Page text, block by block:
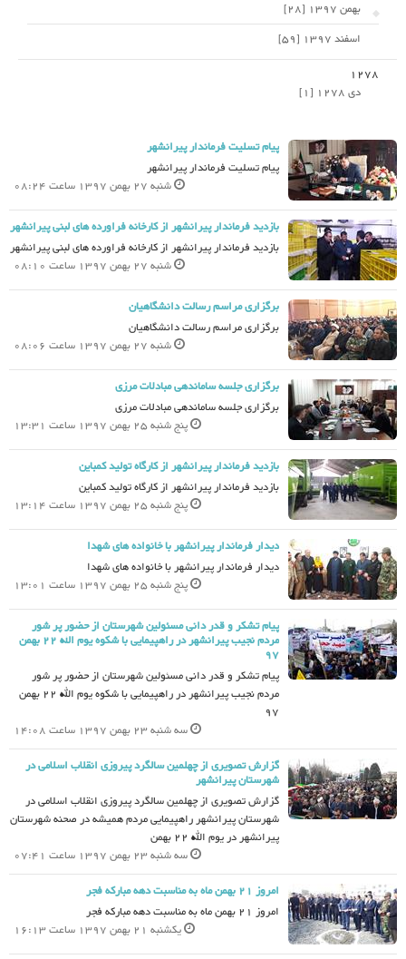
بهمن 1397 [28]
اسفند 1397 [59]
1278
دی 1278 [1]
پیام تسلیت فرماندار پیرانشهر
پیام تسلیت فرماندار پیرانشهر
شنبه 27 بهمن 1397 ساعت 08:24
بازدید فرماندار پیرانشهر از کارخانه فراورده های لبنی پیرانشهر
بازدید فرماندار پیرانشهر از کارخانه فراورده های لبنی پیرانشهر
شنبه 27 بهمن 1397 ساعت 08:10
برگزاری مراسم رسالت دانشگاهیان
برگزاری مراسم رسالت دانشگاهیان
شنبه 27 بهمن 1397 ساعت 08:06
برگزاری جلسه ساماندهی مبادلات مرزی
برگزاری جلسه ساماندهی مبادلات مرزی
پنج شنبه 25 بهمن 1397 ساعت 13:31
بازدید فرماندار پیرانشهر از کارگاه تولید کمباین
بازدید فرماندار پیرانشهر از کارگاه تولید کمباین
پنج شنبه 25 بهمن 1397 ساعت 13:14
دیدار فرماندار پیرانشهر با خانواده های شهدا
دیدار فرماندار پیرانشهر با خانواده های شهدا
پنج شنبه 25 بهمن 1397 ساعت 13:01
پیام تشکر و قدر دانی مسئولین شهرستان از حضور پر شور
مردم نجیب پیرانشهر در راهپیمایی با شکوه یوم الله 22 بهمن
97
پیام تشکر و قدر دانی مسئولین شهرستان از حضور پر شور
مردم نجیب پیرانشهر در راهپیمایی با شکوه یوم الله 22 بهمن
97
سه شنبه 23 بهمن 1397 ساعت 14:08
گزارش تصویری از چهلمین سالگرد پیروزی انقلاب اسلامی در
شهرستان پیرانشهر
گزارش تصویری از چهلمین سالگرد پیروزی انقلاب اسلامی در
شهرستان پیرانشهر راهپیمایی مردم همیشه در صحنه شهرستان
پیرانشهر در یوم الله 22 بهمن
سه شنبه 23 بهمن 1397 ساعت 07:41
امروز 21 بهمن ماه به مناسبت دهه مبارکه فجر
امروز 21 بهمن ماه به مناسبت دهه مبارکه فجر
یکشنبه 21 بهمن 1397 ساعت 16:13